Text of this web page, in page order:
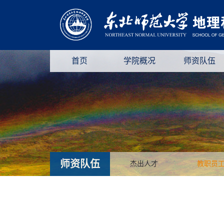
首页 学院概况 师资队伍
师资队伍 杰出人才 教职员